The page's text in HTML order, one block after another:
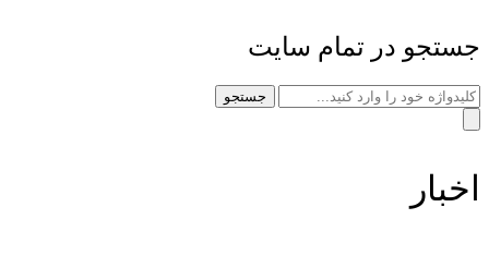
جستجو در تمام سایت
جستجو
اخبار